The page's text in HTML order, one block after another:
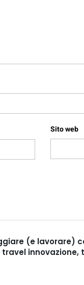
Sito web
(e lavorare)
innovazione,